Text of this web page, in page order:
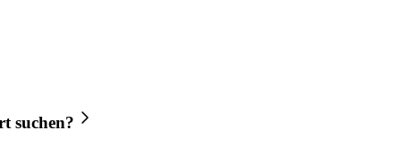
suchen?